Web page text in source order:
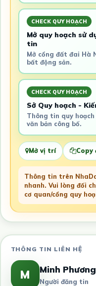
CHECK QUY HOẠCH
Mở quy hoạch sử
tin
Mở cổng đất đai Hà
bất động sản.
CHECK QUY HOẠCH
Sở Quy hoạch -
Thông tin quy
văn bản công bố.
Mở vị trí Copy
Thông tin trên
nhanh. Vui lòng đối
cơ quan/cổng quy
THÔNG TIN LIÊN HỆ
M Minh Phương
Người đăng tin